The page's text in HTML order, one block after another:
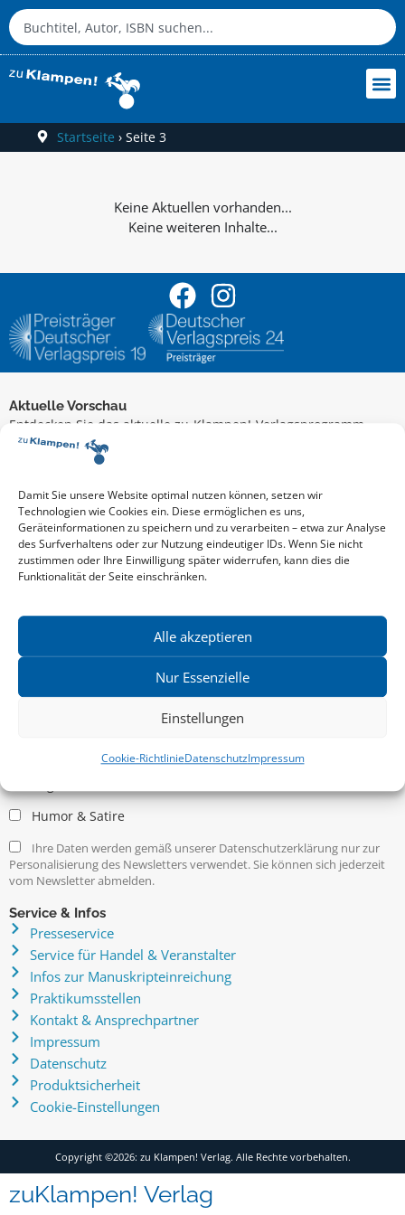
Damit Sie unsere Website optimal nutzen können, setzen wir
Technologien wie Cookies ein. Diese ermöglichen es uns,
Geräteinformationen zu speichern und zu verarbeiten – etwa zur Analyse
des Surfverhaltens oder zur Nutzung eindeutiger IDs. Wenn Sie nicht
zustimmen oder Ihre Einwilligung später widerrufen, kann dies die
Funktionalität der Seite einschränken.
Alle akzeptieren
Nur Essenzielle
Einstellungen
Cookie-RichtlinieDatenschutzImpressum
Startseite › Seite 3
Keine weiteren Inhalte...
Aktuelle Vorschau
Entdecken Sie das aktuelle zu-Klampen!-Verlagsprogramm.
Hier finden Sie die Verlagsvorschau – einfach direkt online
reinlesen oder herunterladen.
Mehr aktuelle Vorschauen ansehen
Newsletter
News zu aktuellen Neuheiten und Nachrichten im zu Klampen!
Verlag – jederzeit wieder abbestellbar.
Kritische Theorie / Philosophie
Belletristik & Biografien
Humor & Satire
Ihre Daten werden gemäß unserer Datenschutzerklärung nur zur
Personalisierung des Newsletters verwendet. Sie können sich jederzeit
vom Newsletter abmelden.
Service & Infos
Presseservice
Service für Handel & Veranstalter
Infos zur Manuskripteinreichung
Praktikumsstellen
Kontakt & Ansprechpartner
Impressum
Datenschutz
Produktsicherheit
Cookie-Einstellungen
Copyright ©2026: zu Klampen! Verlag. Alle Rechte vorbehalten.
zuKlampen! Verlag